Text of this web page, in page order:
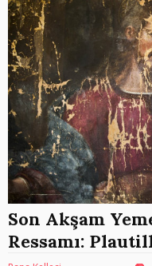
Son Akşam
Ressamı: